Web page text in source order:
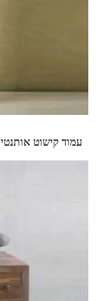
עמוד קישוט אותנטי